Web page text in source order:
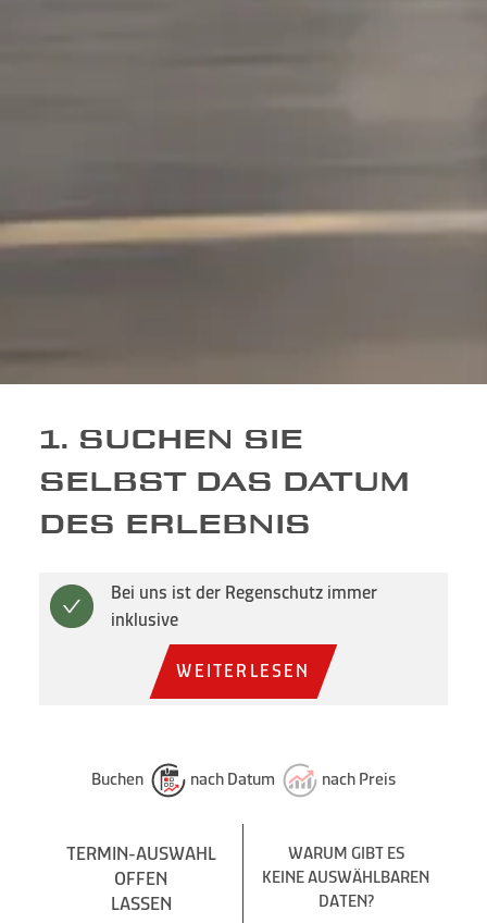
1. SUCHEN SIE
SELBST DAS DATUM
DES ERLEBNIS
Bei uns ist der Regenschutz immer
inklusive
WEITERLESEN
Buchen nach Datum nach Preis
TERMIN-AUSWAHL
OFFEN
LASSEN
WARUM GIBT ES
KEINE AUSWÄHLBAREN
DATEN?